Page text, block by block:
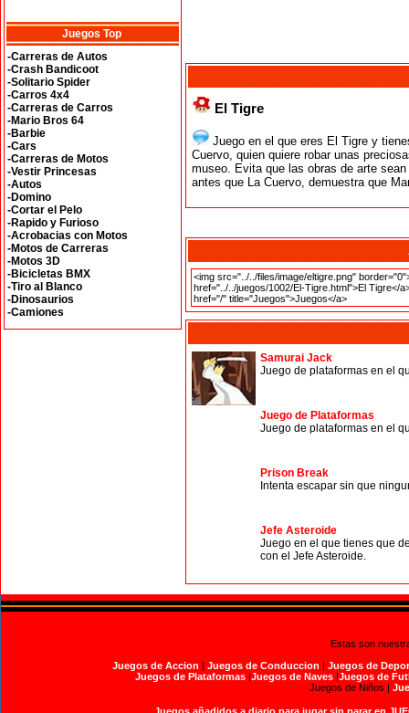
Juegos Top
-Carreras de Autos
-Crash Bandicoot
-Solitario Spider
-Carros 4x4
-Carreras de Carros
-Mario Bros 64
-Barbie
-Cars
-Carreras de Motos
-Vestir Princesas
-Autos
-Domino
-Cortar el Pelo
-Rapido y Furioso
-Acrobacias con Motos
-Motos de Carreras
-Motos 3D
-Bicicletas BMX
-Tiro al Blanco
-Dinosaurios
-Camiones
El Tigre
Juego en el que eres El Tigre y
Cuervo, quien quiere robar unas
museo. Evita que las obras de arte
antes que La Cuervo, demuestra que
Samurai Jack
Juego de plataformas en el
Juego de Plataformas
Juego de plataformas en el
Prison Break
Intenta escapar sin que
Jefe Asteroide
Juego en el que tienes que
con el Jefe Asteroide.
Estas son
Juegos de Accion | Juegos de Conduccion | Juegos de
Juegos de Plataformas|Juegos de Naves|Juegos de
Juegos de Niños |